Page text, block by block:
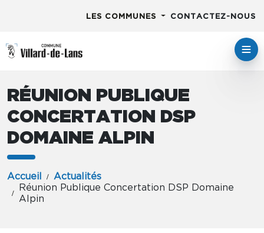
LES COMMUNES CONTACTEZ-NOUS
RÉUNION PUBLIQUE
CONCERTATION DSP
DOMAINE ALPIN
Accueil
Actualités
Réunion Publique Concertation DSP Domaine
Alpin